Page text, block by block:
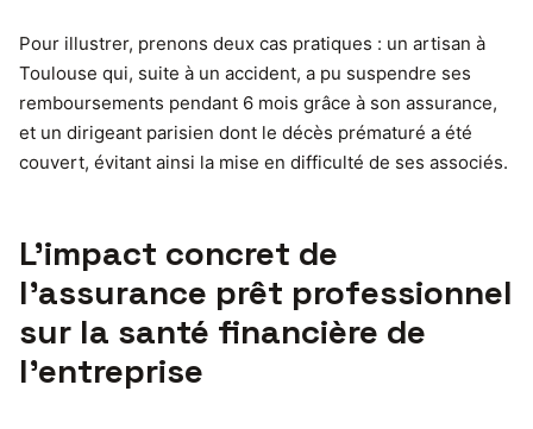
Pour illustrer, prenons deux cas pratiques : un artisan à
Toulouse qui, suite à un accident, a pu suspendre ses
remboursements pendant 6 mois grâce à son assurance,
et un dirigeant parisien dont le décès prématuré a été
couvert, évitant ainsi la mise en difficulté de ses associés.
L’impact concret de
l’assurance prêt professionnel
sur la santé financière de
l’entreprise